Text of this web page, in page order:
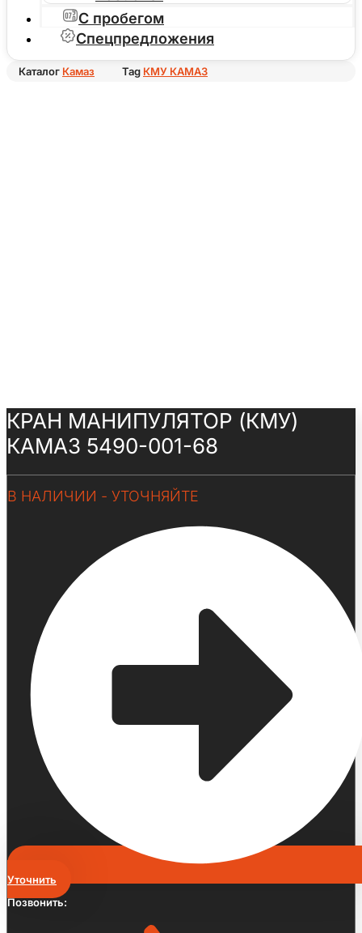
С пробегом
Спецпредложения
Каталог Камаз Tag КМУ КАМАЗ
КРАН МАНИПУЛЯТОР (КМУ)
КАМАЗ 5490-001-68
В НАЛИЧИИ - УТОЧНЯЙТЕ
Уточнить
Позвонить: